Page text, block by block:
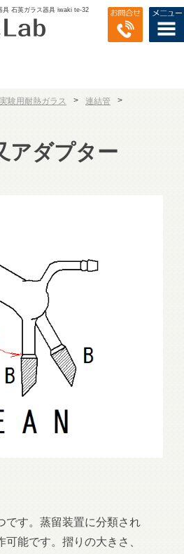
具 石英ガラス器具 iwaki te-32
実験用耐熱ガラス > 連結管
>
アダプター
です。蒸留装置に分類され
能です。摺りの大きさ、